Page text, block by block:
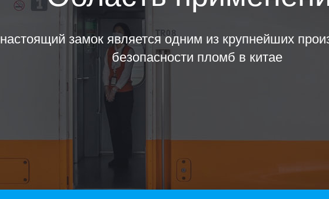
настоящий замок является одним из крупнейших
безопасности пломб в китае